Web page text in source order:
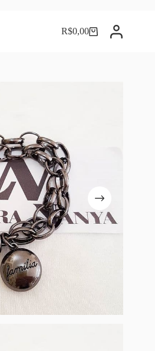
Carrinho
R$0,00